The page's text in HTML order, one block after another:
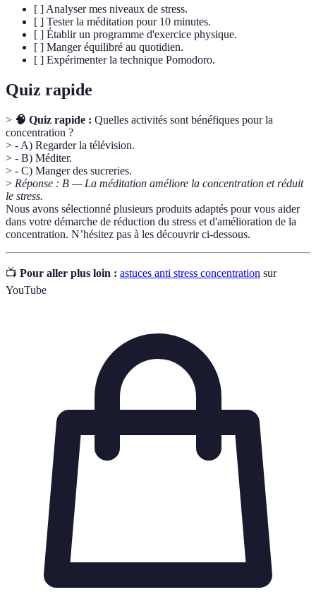
[ ] Analyser mes niveaux de stress.
[ ] Tester la méditation pour 10 minutes.
[ ] Établir un programme d'exercice physique.
[ ] Manger équilibré au quotidien.
[ ] Expérimenter la technique Pomodoro.
Quiz rapide
> 🧠 Quiz rapide : Quelles activités sont bénéfiques pour la
concentration ?
> - A) Regarder la télévision.
> - B) Méditer.
> - C) Manger des sucreries.
> Réponse : B — La méditation améliore la concentration et réduit
le stress.
Nous avons sélectionné plusieurs produits adaptés pour vous aider
dans votre démarche de réduction du stress et d'amélioration de la
concentration. N’hésitez pas à les découvrir ci-dessous.
📺 Pour aller plus loin : astuces anti stress concentration sur
YouTube